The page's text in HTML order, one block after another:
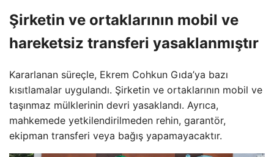
Şirketin ve ortaklarının mobil ve
hareketsiz transferi yasaklanmıştır
Kararlanan süreçle, Ekrem Cohkun Gıda’ya bazı
kısıtlamalar uygulandı. Şirketin ve ortaklarının mobil ve
taşınmaz mülklerinin devri yasaklandı. Ayrıca,
mahkemede yetkilendirilmeden rehin, garantör,
ekipman transferi veya bağış yapamayacaktır.